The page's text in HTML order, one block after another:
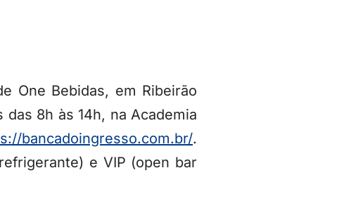
One Bebidas, em Ribeirão
8h às 14h, na Academia
bancadoingresso.com.br/.
e VIP (open bar